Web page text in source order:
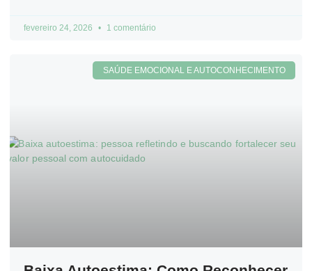
fevereiro 24, 2026 1 comentário
SAÚDE EMOCIONAL E AUTOCONHECIMENTO